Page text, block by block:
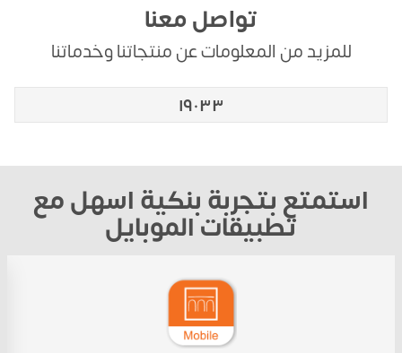
تواصل معنا
للمزيد من المعلومات عن منتجاتنا وخدماتنا
١٩٠٣٣
استمتع بتجربة بنكية اسهل مع
تطبيقات الموبايل